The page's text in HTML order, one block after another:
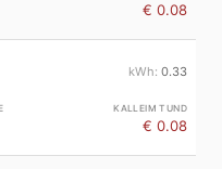
€ 0.08
0.33
€ 0.08